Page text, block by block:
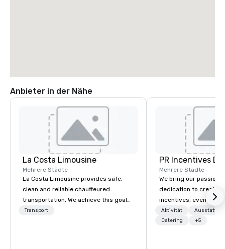
Anbieter in der Nähe
La Costa Limousine
Mehrere Städte
La Costa Limousine provides safe,
clean and reliable chauffeured
transportation. We achieve this goal
with highly trained chauffeurs, the
Transport
PR Incentives
Mehrere Städte
We bring our passion,
dedication to create
incentives, events,
meetings, product
luxury travel
Aktivität
Catering
+5